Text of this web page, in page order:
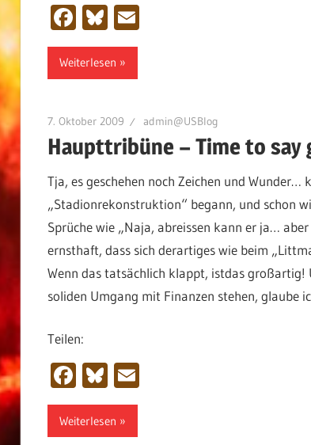
Facebook
Bluesky
Email
Weiterlesen
7. Oktober 2009 admin@USBlog
Haupttribüne – Time to say
Tja, es geschehen noch Zeichen und
„Stadionrekonstruktion“ begann, und schon
Sprüche wie „Naja, abreissen kann er ja…
ernsthaft, dass sich derartiges wie beim
Wenn das tatsächlich klappt, istdas
soliden Umgang mit Finanzen stehen, glaube
Teilen:
Facebook
Bluesky
Email
Weiterlesen